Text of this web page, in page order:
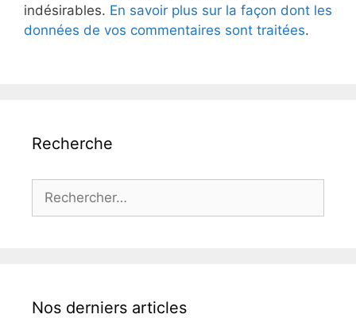
indésirables. En savoir plus sur la façon dont les
données de vos commentaires sont traitées.
Recherche
Rechercher :
Nos derniers articles